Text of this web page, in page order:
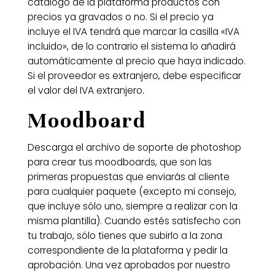
precios ya gravados o no. Si el precio ya
incluye el IVA tendrá que marcar la casilla «IVA
incluido», de lo contrario el sistema lo añadirá
automáticamente al precio que haya indicado.
Si el proveedor es extranjero, debe especificar
el valor del IVA extranjero.
Moodboard
Descarga el archivo de soporte de photoshop
para crear tus moodboards, que son las
primeras propuestas que enviarás al cliente
para cualquier paquete (excepto mi consejo,
que incluye sólo uno, siempre a realizar con la
misma plantilla). Cuando estés satisfecho con
tu trabajo, sólo tienes que subirlo a la zona
correspondiente de la plataforma y pedir la
aprobación. Una vez aprobados por nuestro